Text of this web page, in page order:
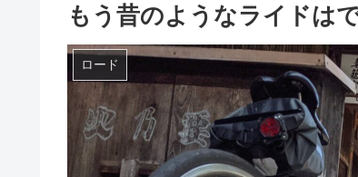
もう昔のようなライドは
ロード